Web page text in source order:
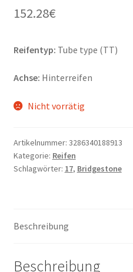
152.28€
Reifentyp: Tube type (TT)
Achse: Hinterreifen
Nicht vorrätig
Artikelnummer: 3286340188913
Kategorie: Reifen
Schlagwörter: 17, Bridgestone
Beschreibung
Beschreibung